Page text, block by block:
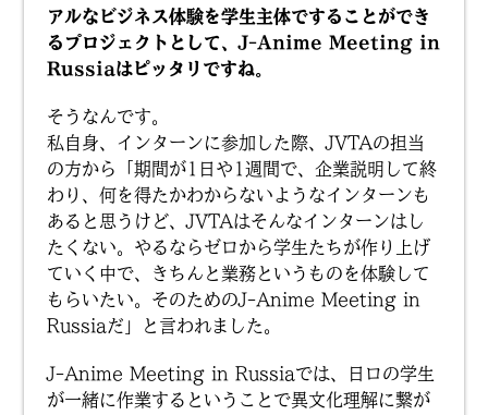
アルなビジネス体験を学生主体ですることができ
るプロジェクトとして、J-Anime Meeting in
Russiaはピッタリですね。
そうなんです。
私自身、インターンに参加した際、JVTAの担当
の方から「期間が1日や1週間で、企業説明して終
わり、何を得たかわからないようなインターンも
あると思うけど、JVTAはそんなインターンはし
たくない。やるならゼロから学生たちが作り上げ
ていく中で、きちんと業務というものを体験して
もらいたい。そのためのJ-Anime Meeting in
Russiaだ」と言われました。
J-Anime Meeting in Russiaでは、日ロの学生
が一緒に作業するということで異文化理解に繋が